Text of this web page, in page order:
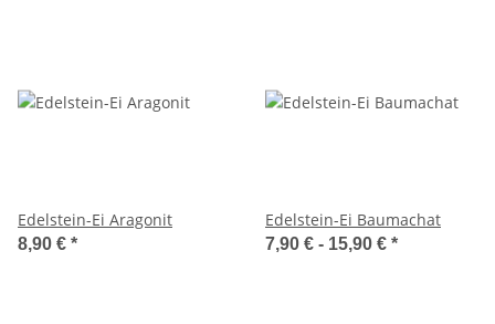
Edelstein-Ei Aragonit
8,90 € *
Edelstein-Ei Baumachat
7,90 € - 15,90 € *